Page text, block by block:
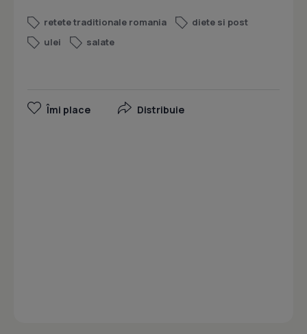
retete traditionale romania
diete si post
ulei
salate
Îmi place Distribuie